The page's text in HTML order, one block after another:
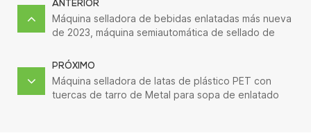
ANTERIOR
Máquina selladora de bebidas enlatadas más nueva
de 2023, máquina semiautomática de sellado de
PRÓXIMO
Máquina selladora de latas de plástico PET con
tuercas de tarro de Metal para sopa de enlatado